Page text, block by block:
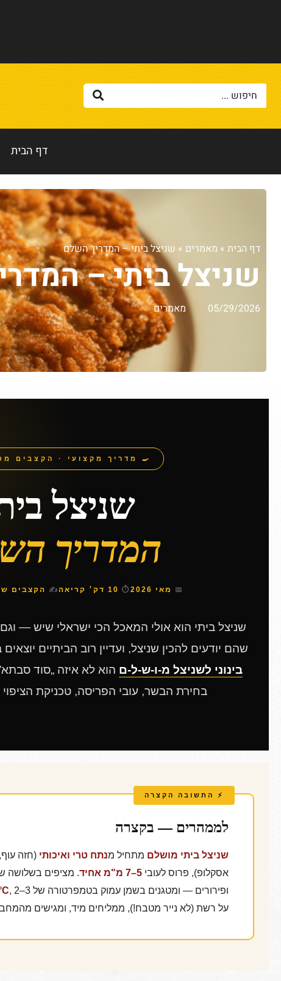
דף הבית
דף הבית » מאמרים » שניצל ביתי – המדריך השלם
שניצל ביתי –
05/29/2026 מאמרים
🍳 מדריך מקצועי · הקצבים
שניצל
המדריך
📅 מאי 2026 ⏱ 10 דק׳ קריאה ✍ הקצבים
שניצל ביתי הוא אולי המאכל הכי ישראלי שיש —
שהם יודעים להכין שניצל, ועדיין רוב הביתיים יוצאים
בינוני לשניצל מ-ו-ש-ל-ם
בחירת הבשר, עובי הפריסה, טכניקת
⚡ התשובה הקצרה
לממהרים — בקצרה
שניצל ביתי מושלם מתחיל מנתח טרי ואיכותי (חזה
אסקלופ), פרוס לעובי 5–7 מ"מ אחיד
. מציפים בשלושה
ופירורים — ומטגנים בשמן עמוק בטמפרטורה של
על רשת (לא נייר מטבח!), ממליחים מיד, ומגישים